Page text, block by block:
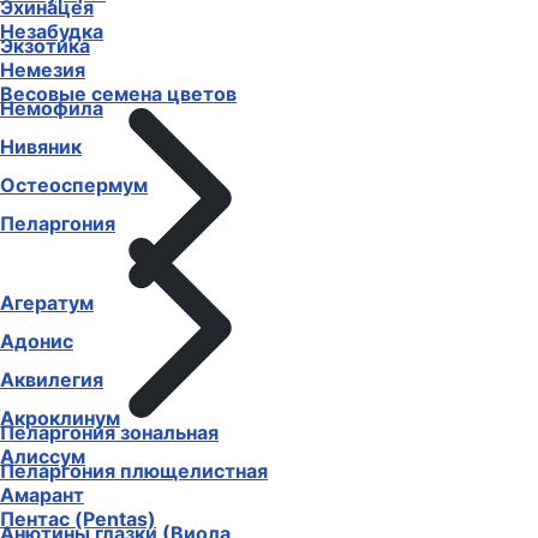
Незабудка
Немезия
Немофила
Нивяник
Остеоспермум
Пеларгония
Пеларгония зональная
Пеларгония плющелистная
Пентас (Pentas)
Эхинацея
Экзотика
Весовые семена цветов
Агератум
Адонис
Аквилегия
Акроклинум
Алиссум
Амарант
Анютины глазки (Виола